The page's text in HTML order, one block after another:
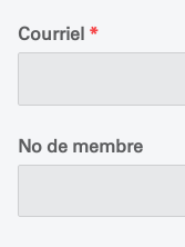
Courriel *
No de membre